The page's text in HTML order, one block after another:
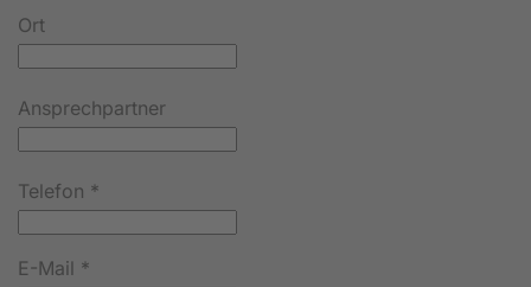
Ort
Ansprechpartner
Telefon *
E-Mail *